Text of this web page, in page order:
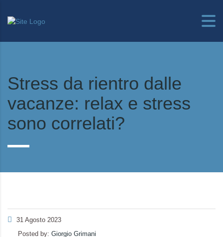
Stress da rientro dalle
vacanze: relax e stress
sono correlati?
31 Agosto 2023
Posted by: Giorgio Grimani